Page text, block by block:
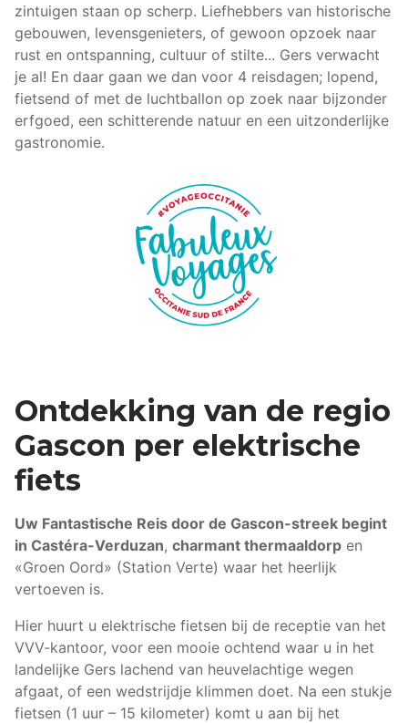
zintuigen staan op scherp. Liefhebbers van historische
gebouwen, levensgenieters, of gewoon opzoek naar
rust en ontspanning, cultuur of stilte... Gers verwacht
je al! En daar gaan we dan voor 4 reisdagen; lopend,
fietsend of met de luchtballon op zoek naar bijzonder
erfgoed, een schitterende natuur en een uitzonderlijke
gastronomie.
Ontdekking van de regio
Gascon per elektrische
fiets
Uw Fantastische Reis door de Gascon-streek begint
in Castéra-Verduzan, charmant thermaaldorp en
«Groen Oord» (Station Verte) waar het heerlijk
vertoeven is.
Hier huurt u elektrische fietsen bij de receptie van het
VVV-kantoor, voor een mooie ochtend waar u in het
landelijke Gers lachend van heuvelachtige wegen
afgaat, of een wedstrijdje klimmen doet. Na een stukje
fietsen (1 uur – 15 kilometer) komt u aan bij het